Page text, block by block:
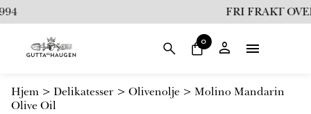
i
l
o
l
FRI FRAKT
0
Hjem > Delikatesser > Olivenolje > Molino Mandarin
Olive Oil